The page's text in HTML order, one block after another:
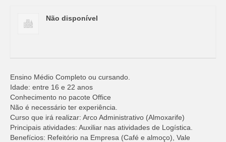
Não disponível
Ensino Médio Completo ou cursando.
Idade: entre 16 e 22 anos
Conhecimento no pacote Office
Não é necessário ter experiência.
Curso que irá realizar: Arco Administrativo (Almoxarife)
Principais atividades: Auxiliar nas atividades de Logística.
Benefícios: Refeitório na Empresa (Café e almoço), Vale